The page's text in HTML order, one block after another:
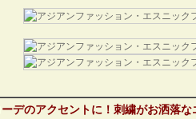
ーデのアクセントに！刺繍がお洒落な